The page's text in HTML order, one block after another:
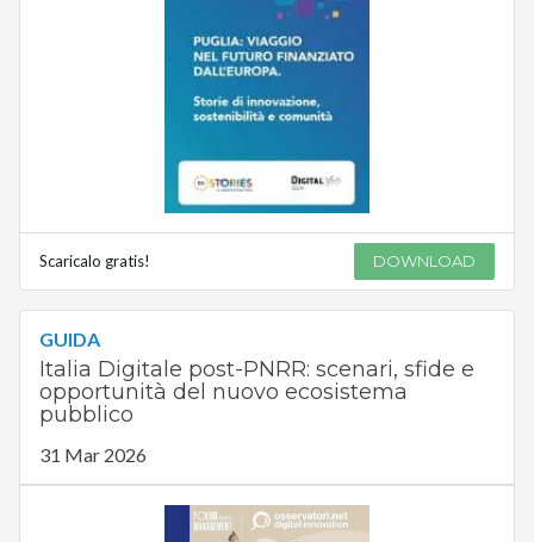
Scaricalo gratis! DOWNLOAD
GUIDA
Italia Digitale post-PNRR: scenari, sfide e
opportunità del nuovo ecosistema
pubblico
31 Mar 2026